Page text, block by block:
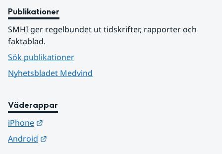
Publikationer
SMHI ger regelbundet ut tidskrifter, rapporter och
faktablad.
Sök publikationer
Nyhetsbladet Medvind
Väderappar
iPhone
Android